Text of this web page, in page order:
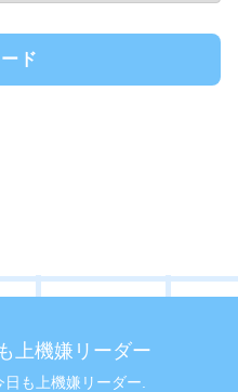
ド
上機嫌リーダー
も上機嫌リーダー.